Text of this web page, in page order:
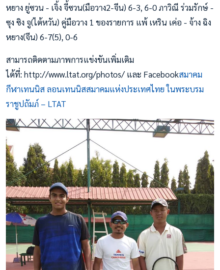
หยาง ยู่ซวน - เจิ้ง จี้ซวน(มือวาง2-จีน) 6-3, 6-0 ภาวิณี ร่วมรักษ์ -
ซุง ซิง จู(ไต้หวัน) คู่มือวาง 1 ของรายการ แพ้ เหริน เค่อ - จ้าง ฉิง
หยาง(จีน) 6-7(5), 0-6
สามารถติดตามภาพการแข่งขันเพิ่มเติม
ได้ที่: http://www.ltat.org/photos/ และ Facebookสมาคม
กีฬาเทนนิส ลอนเทนนิสสมาคมแห่งประเทศไทย ในพระบรม
ราชูปถัมภ์ – LTAT